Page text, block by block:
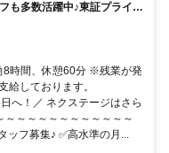
も多数活躍中♪東証プライム
時間、休憩60分 ※残業が発
給しております。
へ！／ ネクステージはさら
～～～～～～～～～～～
ッフ募集♪ ✅高水準の月...